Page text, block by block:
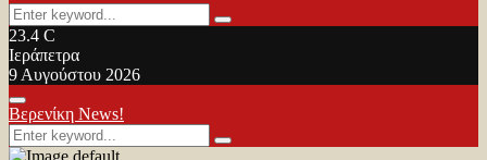
Search
for:
Search
23.4 C
Ιεράπετρα
9 Αυγούστου 2026
Facebook
Twitter
Youtube
Primary
Menu
Βερενίκη News!
Search
for:
Search